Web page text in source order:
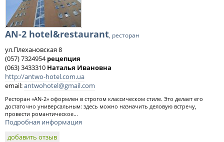
AN-2 hotel&restaurant, ресторан
ул.Плехановская 8
(057) 7324954рецепция
(063) 3433310 Наталья Ивановна
http://antwo-hotel.com.ua
email:antwohotel@gmail.com
Ресторан «AN-2» оформлен в строгом классическом стиле. Это делает его
достаточно универсальным: здесь можно назначить деловую встречу,
провести романтическое...
Подробная информация
добавить отзыв